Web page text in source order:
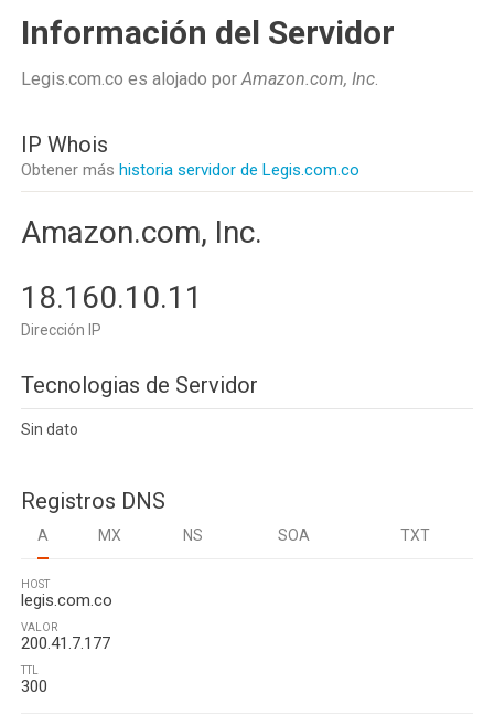
Información del Servidor
Legis.com.co es alojado porAmazon.com, Inc.
IP Whois
Obtener más historia servidor de Legis.com.co
Amazon.com, Inc.
18.160.10.11
Dirección IP
Tecnologias de Servidor
Sin dato
Registros DNS
A MX NS SOA TXT
HOST
legis.com.co
VALOR
200.41.7.177
TTL
300